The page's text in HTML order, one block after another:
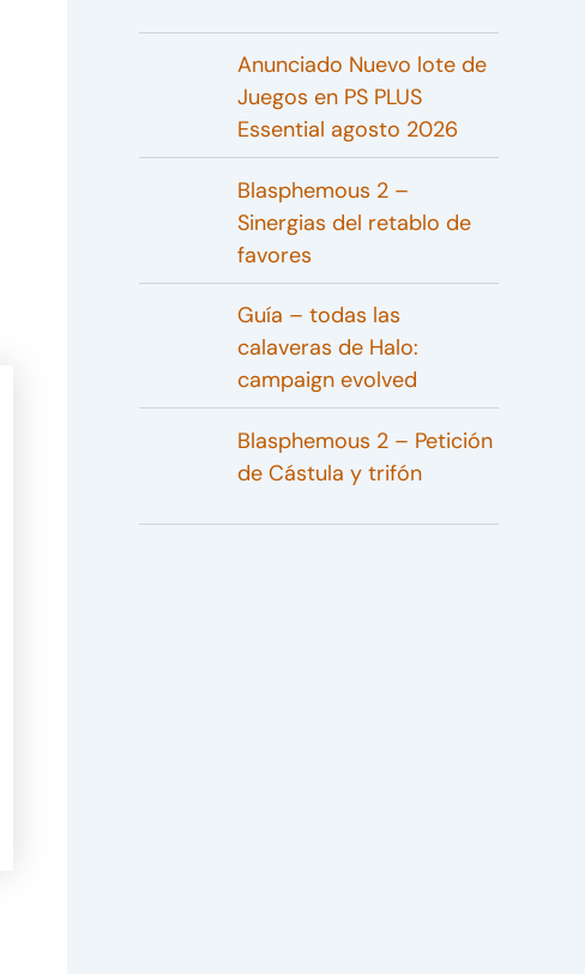
Anunciado Nuevo lote de
Juegos en PS PLUS
Essential agosto 2026
Blasphemous 2 –
Sinergias del retablo de
favores
Guía – todas las
calaveras de Halo:
campaign evolved
Blasphemous 2 – Petición
de Cástula y trifón